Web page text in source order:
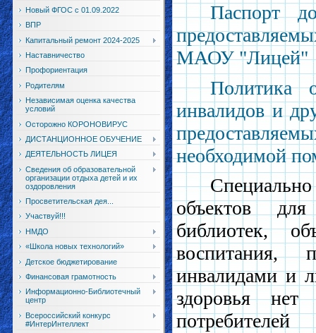
Новый ФГОС с 01.09.2022
ВПР
Капитальный ремонт 2024-2025
Наставничество
Профориентация
Родителям
Независимая оценка качества
условий
Осторожно КОРОНОВИРУС
ДИСТАНЦИОННОЕ ОБУЧЕНИЕ
ДЕЯТЕЛЬНОСТЬ ЛИЦЕЯ
Сведения об образовательной
организации отдыха детей и их
оздоровления
Просветительская дея...
Участвуй!!!
НМДО
«Школа новых технологий»
Детское бюджетирование
Финансовая грамотность
Информационно-Библиотечный
центр
Всероссийский конкурс
#ИнтерИнтеллект
Паспорт
МАОУ "Лицей"
Политика
инвалидов и
необходимой
объектов
библиотек,
воспитания,
инвалидами и
здоровья нет
потребителей